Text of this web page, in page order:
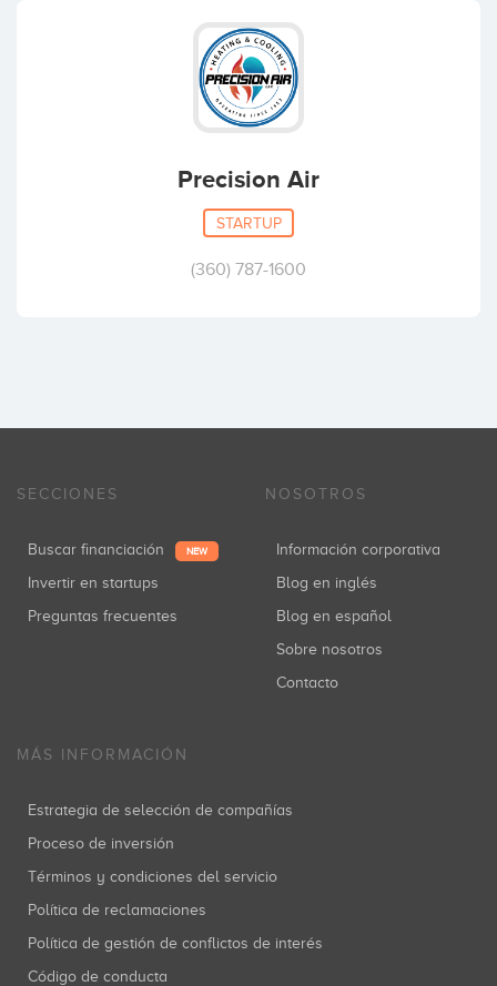
Precision Air
STARTUP
(360) 787-1600
SECCIONES
Buscar financiación NEW
Invertir en startups
Preguntas frecuentes
NOSOTROS
Información corporativa
Blog en inglés
Blog en español
Sobre nosotros
Contacto
MÁS INFORMACIÓN
Estrategia de selección de compañías
Proceso de inversión
Términos y condiciones del servicio
Política de reclamaciones
Política de gestión de conflictos de interés
Código de conducta